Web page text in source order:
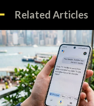
Related Articles